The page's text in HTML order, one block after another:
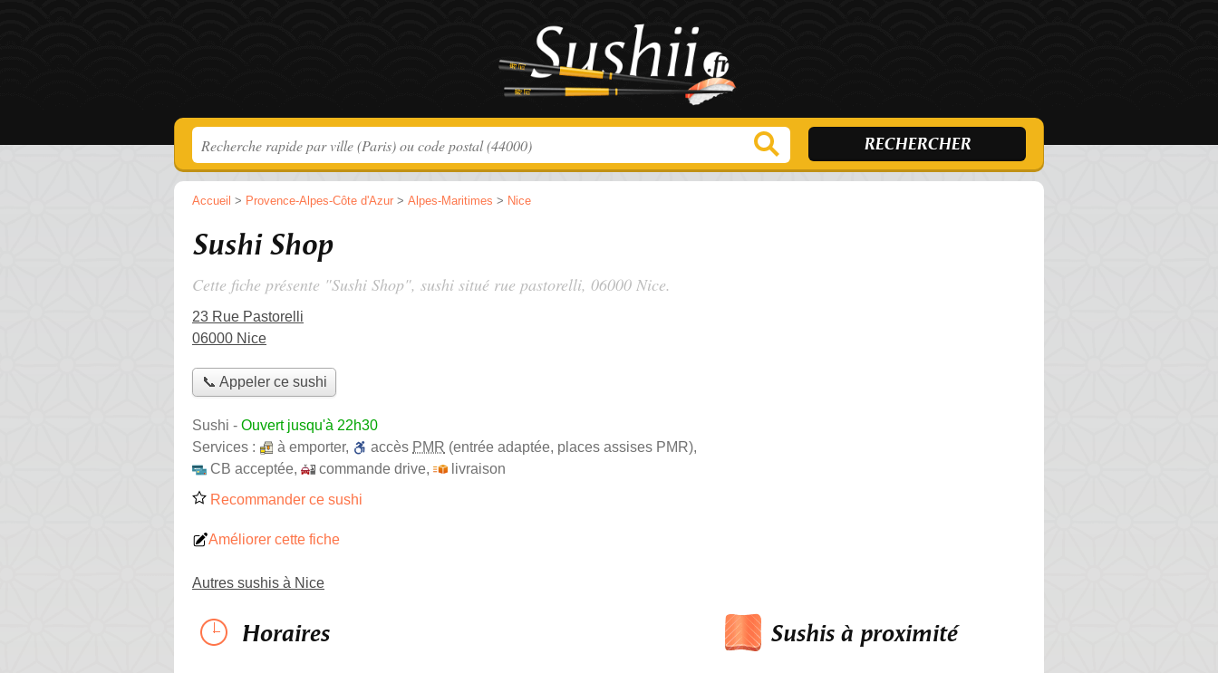
Accueil > Provence-Alpes-Côte d'Azur > Alpes-Maritimes > Nice
Sushi Shop
Cette fiche présente "Sushi Shop", sushi situé rue pastorelli, 06000 Nice.
23 Rue Pastorelli
06000 Nice
📞 Appeler ce sushi
Sushi - Ouvert jusqu'à 22h30
Services :
à emporter, accès PMR (entrée adaptée, places assises PMR),
CB acceptée, commande drive,
livraison
Recommander ce sushi
Améliorer cette fiche
Autres sushis à Nice
Horaires Sushis à proximité